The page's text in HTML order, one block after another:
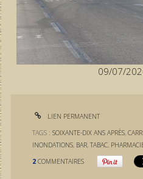
09/07/
LIEN PERMANENT
TAGS :SOIXANTE-DIX ANS APRÈS,
INONDATIONS, BAR,TABAC,
2 COMMENTAIRES